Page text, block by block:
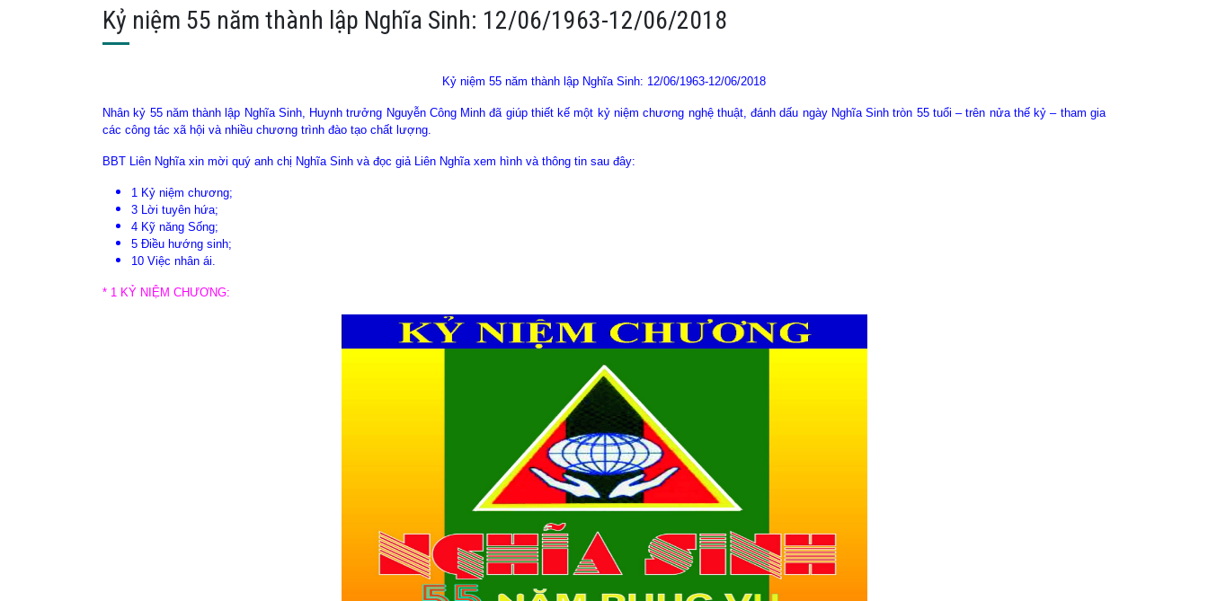
Kỷ niệm 55 năm thành lập Nghĩa Sinh: 12/06/1963-12/06/2018
Kỷ niệm 55 năm thành lập Nghĩa Sinh: 12/06/1963-12/06/2018
Nhân kỷ 55 năm thành lập Nghĩa Sinh, Huynh trưởng Nguyễn Công Minh đã giúp thiết kế một kỷ niệm chương nghệ thuật, đánh dấu ngày Nghĩa Sinh tròn 55 tuổi – trên nửa thế kỷ – tham gia
các công tác xã hội và nhiều chương trình đào tạo chất lượng.
BBT Liên Nghĩa xin mời quý anh chị Nghĩa Sinh và đọc giả Liên Nghĩa xem hình và thông tin sau đây:
1 Kỷ niệm chương;
3 Lời tuyên hứa;
4 Kỹ năng Sống;
5 Điều hướng sinh;
10 Việc nhân ái.
* 1 KỶ NIỆM CHƯƠNG: